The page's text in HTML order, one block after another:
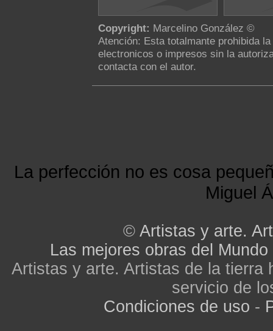
Copyright: Marcelino González ©
Atención: Esta totalmante prohibida
electronicos o impresos sin la
contacta con el autor.
La perfección no es cosa
Miguel
© Artistas y arte.
Las mejores obras del Mundo
Artistas y arte. Artistas de la tierra
servicio de
Condiciones de uso -